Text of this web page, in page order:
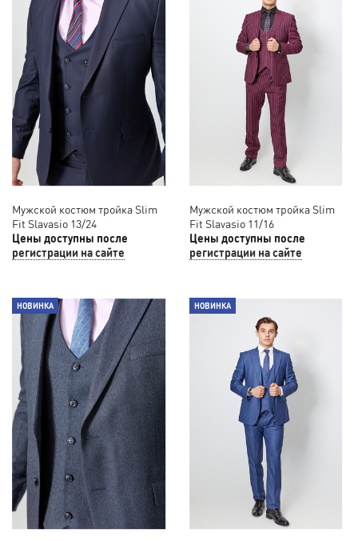
Мужской костюм тройка Slim
Fit Slavasio 13/24
Цены доступны после
регистрации на сайте
Мужской костюм тройка Slim
Fit Slavasio 11/16
Цены доступны после
регистрации на сайте
НОВИНКА НОВИНКА